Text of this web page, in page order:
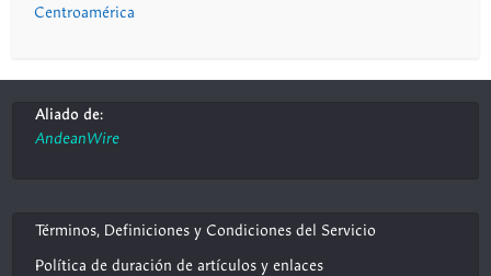
Centroamérica
Aliado de:
AndeanWire
Términos, Definiciones y Condiciones del Servicio
Política de duración de artículos y enlaces